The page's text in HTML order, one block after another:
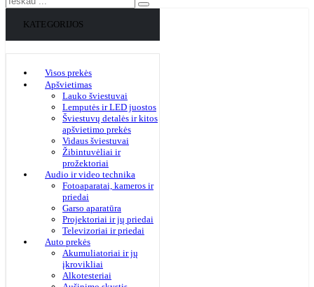
KATEGORIJOS
Visos prekės
Apšvietimas
Lauko šviestuvai
Lemputės ir LED juostos
Šviestuvų detalės ir kitos
apšvietimo prekės
Vidaus šviestuvai
Žibintuvėliai ir
prožektoriai
Audio ir video technika
Fotoaparatai, kameros ir
priedai
Garso aparatūra
Projektoriai ir jų priedai
Televizoriai ir priedai
Auto prekės
Akumuliatoriai ir jų
įkrovikliai
Alkotesteriai